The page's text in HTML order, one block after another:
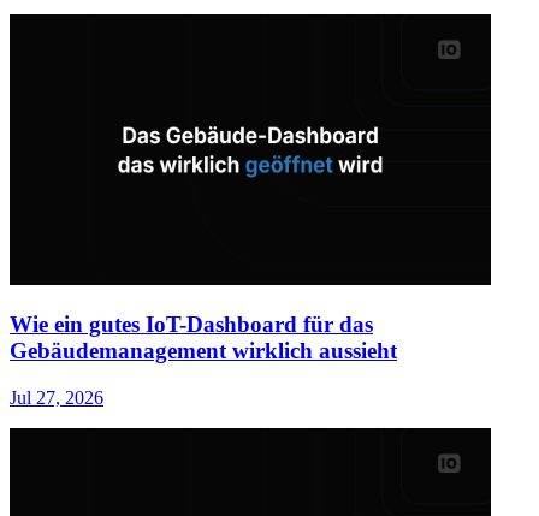
Wie ein gutes IoT-Dashboard für das
Gebäudemanagement wirklich aussieht
Jul 27, 2026